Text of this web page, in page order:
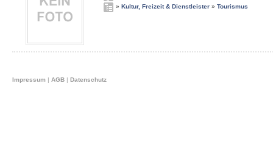
» Kultur, Freizeit & Dienstleister » Tourismus
Impressum | AGB | Datenschutz